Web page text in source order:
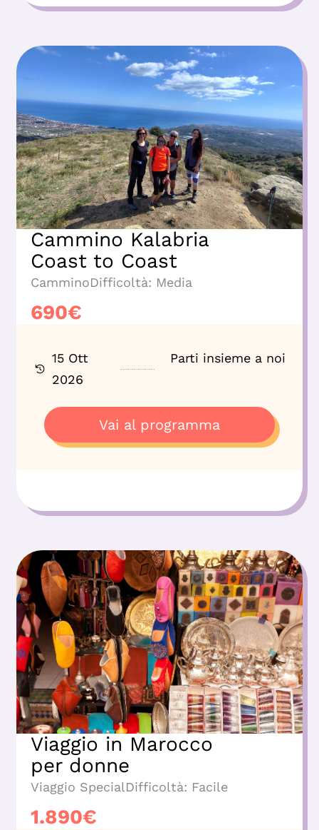
Cammino Kalabria
Coast to Coast
CamminoDifficoltà: Media
690€
15 Ott
2026
Parti insieme a noi
Vai al programma
Viaggio in Marocco
per donne
Viaggio SpecialDifficoltà: Facile
1.890€